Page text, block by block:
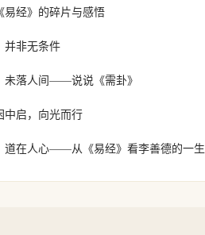
易经》的碎片与感悟
并非无条件
未落人间——说说《需卦》
中启，向光而行
道在人心——从《易经》看李善德的一生